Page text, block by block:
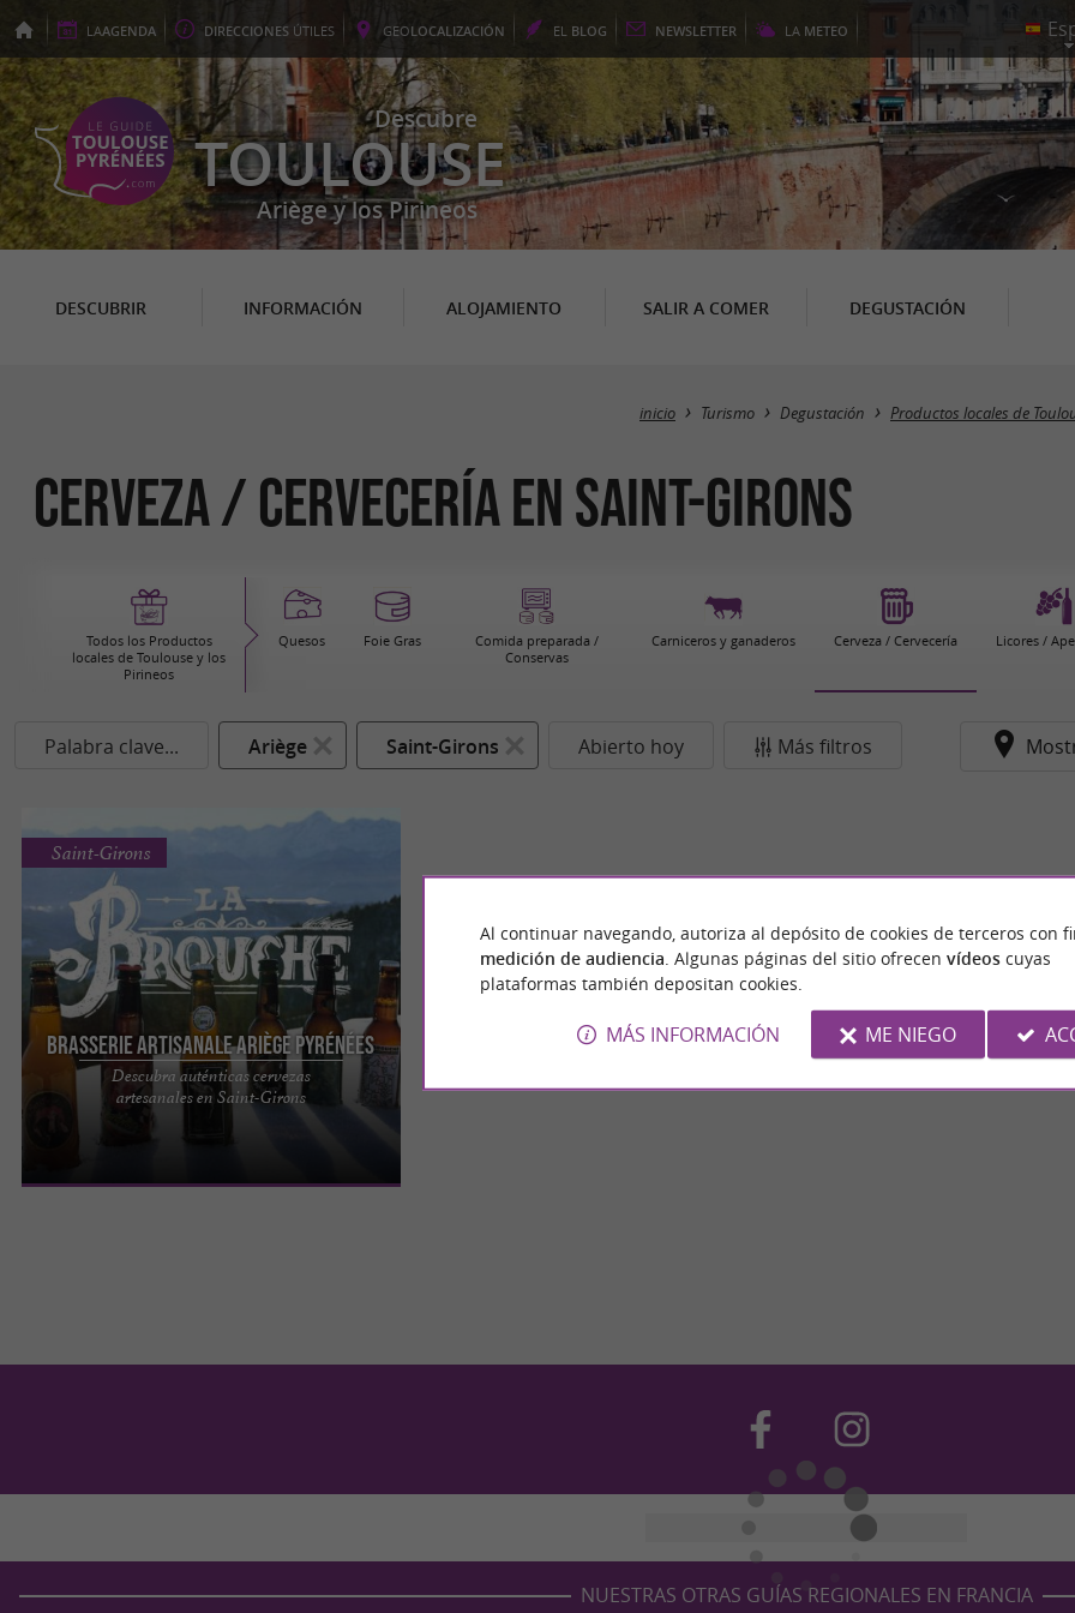
LAAGENDA DIRECCIONES ÚTILES GEOLOCALIZACIÓN EL BLOG NEWSLETTER LA METEO
Descubre
TOULOUSE
Ariège y los Pirineos
DESCUBRIR INFORMACIÓN ALOJAMIENTO SALIR A COMER DEGUSTACIÓN
inicio Turismo Degustación Productos locales de
Cerveza / Cervecería en Saint-Girons
Todos los Productos
locales de Toulouse y los
Pirineos
Quesos Foie Gras
Comida preparada /
Conservas
Carniceros y ganaderos Cerveza / Cervecería Licores /
Palabra clave... Ariège Saint-Girons Abierto hoy Más filtros
Brasserie Artisanale Ariège Pyrénées
Descubra auténticas cervezas
artesanales en Saint-Girons
Saint-Girons
La cervecería de Ariège es ante todo una historia
de pasión y de familia. Pierre-Jean, Marie-Hélène,
NUESTRAS OTRAS GUÍAS REGIONALES EN FRANCIA
Al continuar navegando, autoriza al depósito de cookies de terceros con
medición de audiencia . Algunas páginas del sitio ofrecen vídeoscuyas
plataformas también depositan cookies.
MÁS INFORMACIÓN ME NIEGO